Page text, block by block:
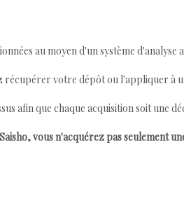
au moyen d'un système
votre dépôt ou l'appliquer à
afin que chaque acquisition soit une
vous n'acquérez pas seulement